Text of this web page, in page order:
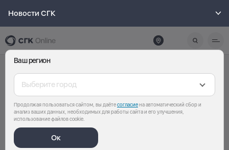
Новости СГК
Ваш регион
Выберите город
Продолжая пользоваться сайтом, вы даётесогласиена автоматический сбор и
анализ ваших данных, необходимых для работы сайта и его улучшения,
использование файлов cookie.
Ок